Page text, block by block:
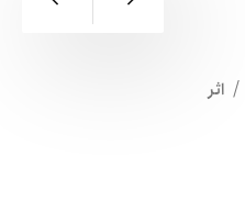
/ اثر